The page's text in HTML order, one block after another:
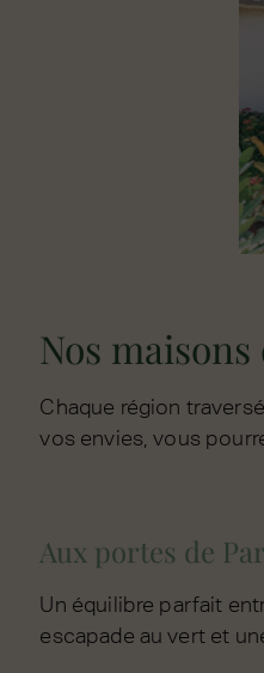
Nos
Chaque région
vos envies, vous
Aux portes de
Un équilibre parfait
escapade au vert et